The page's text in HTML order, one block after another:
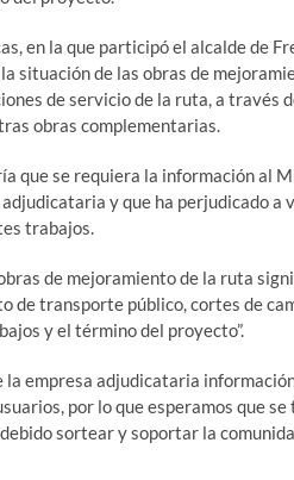
en la que participó el alcalde de
situación de las obras de
de servicio de la ruta, a través
obras complementarias.
que se requiera la información al
y que ha perjudicado a
trabajos.
de mejoramiento de la ruta
transporte público, cortes de
y el término del proyecto”.
empresa adjudicataria
por lo que esperamos que
sortear y soportar la